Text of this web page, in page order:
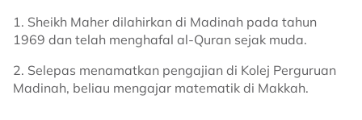
1. Sheikh Maher dilahirkan di Madinah pada tahun
1969 dan telah menghafal al-Quran sejak muda.
2. Selepas menamatkan pengajian di Kolej Perguruan
Madinah, beliau mengajar matematik di Makkah.